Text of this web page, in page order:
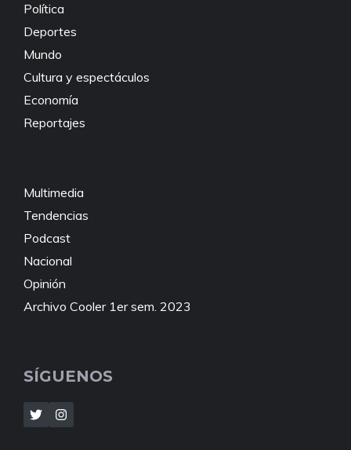
Política
Deportes
Mundo
Cultura y espectáculos
Economía
Reportajes
Multimedia
Tendencias
Podcast
Nacional
Opinión
Archivo Cooler 1er sem. 2023
SÍGUENOS